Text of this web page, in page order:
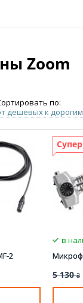
Отправить
Zoom
по:
дешевых к дорогим
2
в
5 130 ₴